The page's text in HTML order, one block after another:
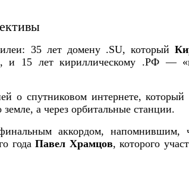
35 лет домену .SU, который
и 15 лет кириллическому .РФ —
о спутниковом интернете, который
а через орбитальные станции.
аккордом, напомнившим,
годаПавел Храмцов, которого